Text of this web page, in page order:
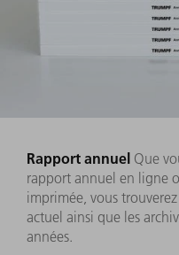
Rapport annuel Que
rapport annuel en ligne
imprimée, vous
actuel ainsi que les
années.